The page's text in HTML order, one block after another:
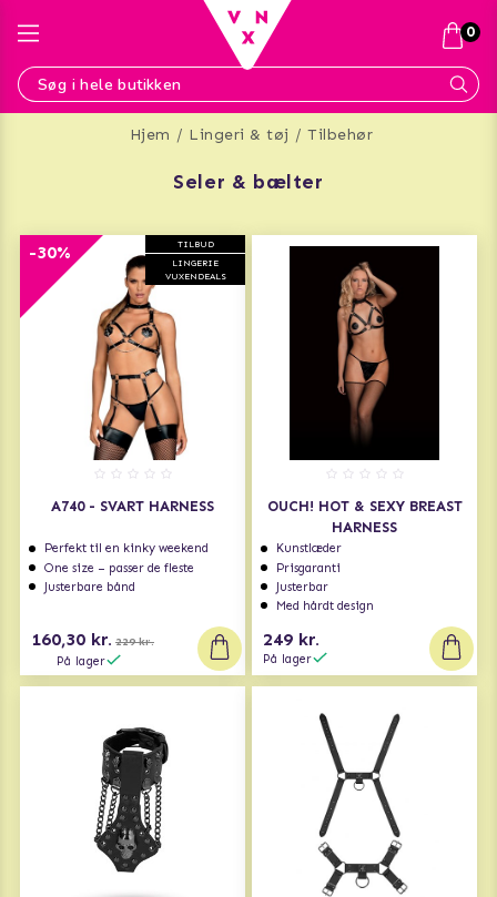
Hjem Lingeri & tøj Tilbehør
seler & bælter
TILBUD
LINGERIE
VUXENDEALS
-30%
A740 - SVART HARNESS
Perfekt til en kinky weekend
One size – passer de fleste
Justerbare bånd
160,30 kr. 229 kr.
På lager
OUCH! HOT & SEXY BREAST
HARNESS
Kunstlæder
Prisgaranti
Justerbar
Med hårdt design
249 kr.
På lager
0